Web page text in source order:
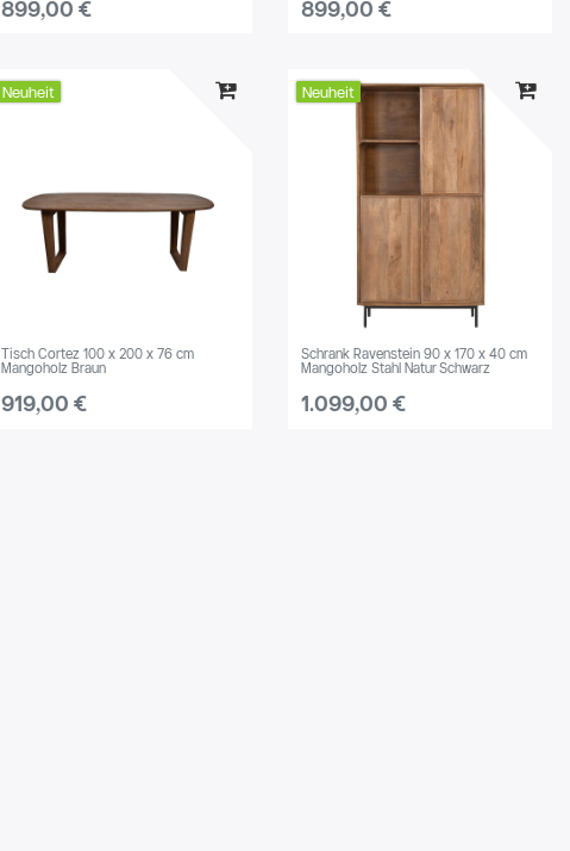
899,00 € 899,00 €
Neuheit
Tisch Cortez 100 x 200 x 76 cm
Mangoholz Braun
919,00 €
Neuheit
Schrank Ravenstein 90 x 170 x 40 cm
Mangoholz Stahl Natur Schwarz
1.099,00 €